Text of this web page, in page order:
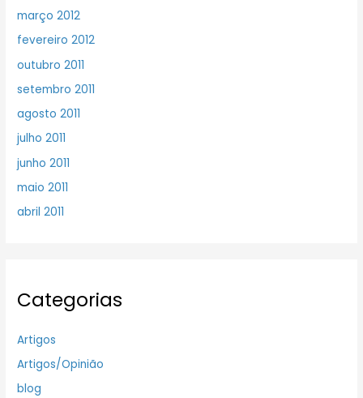
março 2012
fevereiro 2012
outubro 2011
setembro 2011
agosto 2011
julho 2011
junho 2011
maio 2011
abril 2011
Categorias
Artigos
Artigos/Opinião
blog